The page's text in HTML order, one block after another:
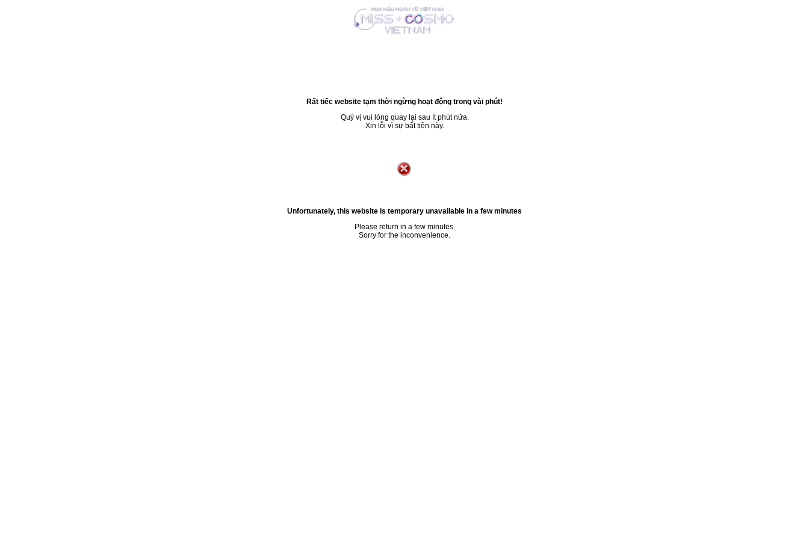
Rất tiếc website tạm thời ngừng hoạt động trong vài phút!
Quý vị vui lòng quay lại sau ít phút nữa.
Xin lỗi vì sự bất tiện này.
Unfortunately, this website is temporary unavailable in a few minutes
Please return in a few minutes.
Sorry for the inconvenience.